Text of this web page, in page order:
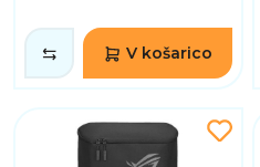
V košarico